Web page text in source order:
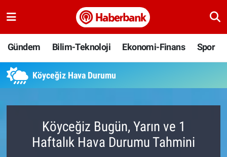
Gündem Bilim-Teknoloji Ekonomi-Finans Spor
Köyceğiz Hava Durumu
Köyceğiz Bugün, Yarın ve 1
Haftalık Hava Durumu Tahmini
Bilim-Teknoloji
Ekonomi-Finans
Yaşam
Hava Durumu
Namaz Vakitleri
Süper Lig Puan Durumu ve Fikstür